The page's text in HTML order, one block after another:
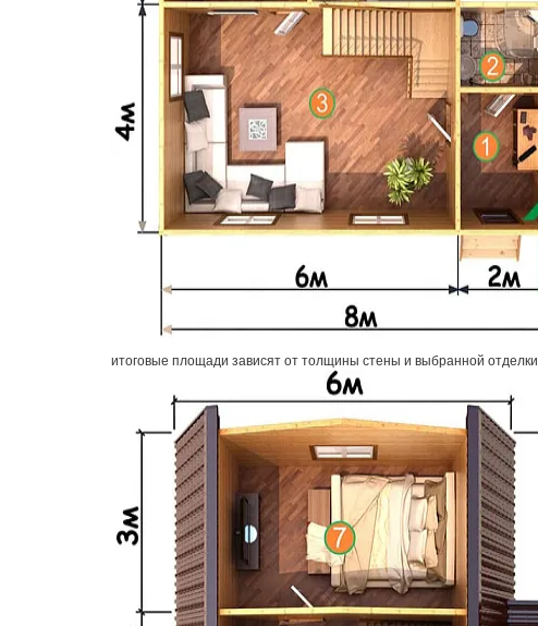
итоговые площади зависят от толщины стены и выбранной отделки